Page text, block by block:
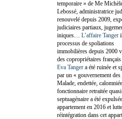
temporaire » de Me
Lebossé, administratrice
renouvelé depuis 2009,
judiciaires partiaux,
iniques… L’affaire Tanger
processus de spoliations
immobilières depuis 2000
des copropriétaires français
Eva Tanger a été ruinée et
par un « gouvernement des
Malade, endettée,
fonctionnaire retraitée
septuagénaire a été
appartement en 2016 et
réintégration dans cet